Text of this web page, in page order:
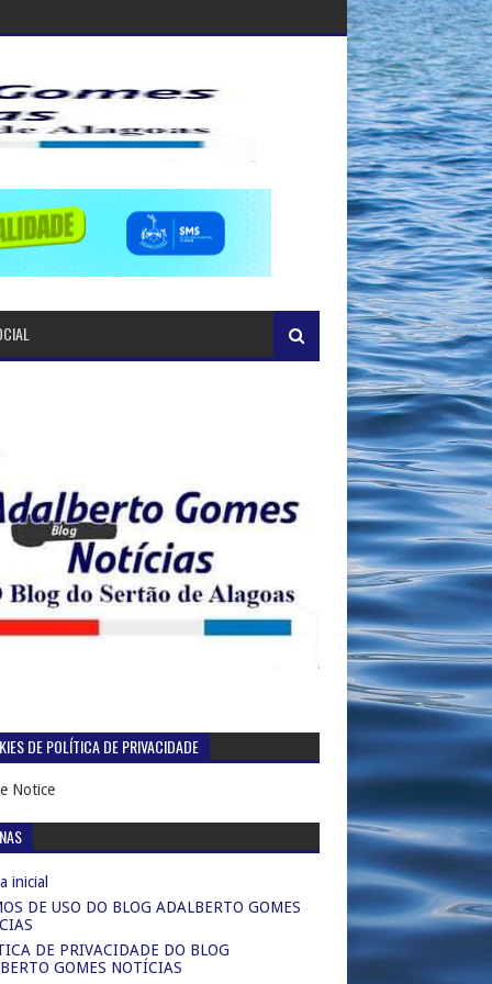
DE POLÍTICA DE PRIVACIDADE
Notice
inicial
DE USO DO BLOG ADALBERTO GOMES
DE PRIVACIDADE DO BLOG
GOMES NOTÍCIAS